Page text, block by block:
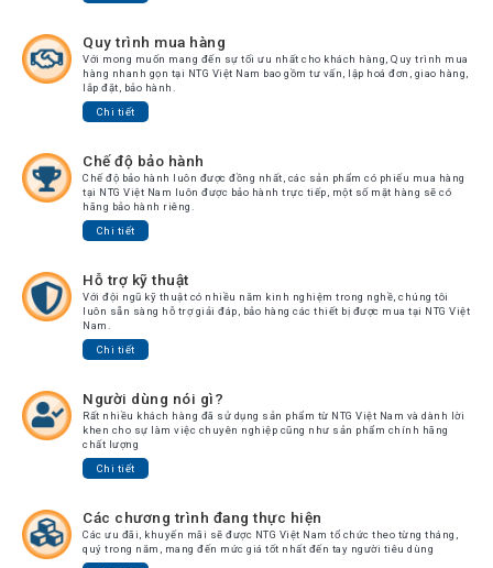
Quy trình mua hàng
Với mong muốn mang đến sự tối ưu nhất cho khách hàng, Quy trình mua
hàng nhanh gọn tại NTG Việt Nam bao gồm tư vấn, lập hoá đơn, giao hàng,
lắp đặt, bảo hành.
Chi tiết
Chế độ bảo hành
Chế độ bảo hành luôn được đồng nhất, các sản phẩm có phiếu mua hàng
tại NTG Việt Nam luôn được bảo hành trực tiếp, một số mặt hàng sẽ có
hãng bảo hành riêng.
Chi tiết
Hỗ trợ kỹ thuật
Với đội ngũ kỹ thuật có nhiều năm kinh nghiệm trong nghề, chúng tôi
luôn sẵn sàng hỗ trợ giải đáp, bảo hàng các thiết bị được mua tại NTG Việt
Nam.
Chi tiết
Người dùng nói gì?
Rất nhiều khách hàng đã sử dụng sản phẩm từ NTG Việt Nam và dành lời
khen cho sự làm việc chuyên nghiệp cũng như sản phẩm chính hãng
chất lượng
Chi tiết
Các chương trình đang thực hiện
Các ưu đãi, khuyến mãi sẽ được NTG Việt Nam tổ chức theo từng tháng,
quý trong năm, mang đến mức giá tốt nhất đến tay người tiêu dùng